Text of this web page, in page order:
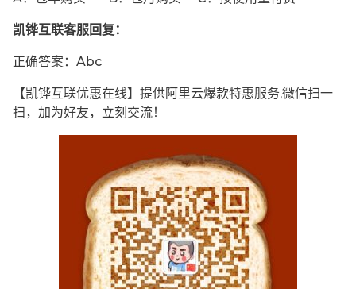
凯铧互联客服回复：
正确答案：Abc
【凯铧互联优惠在线】提供阿里云爆款特惠服务,微信扫一
扫，加为好友，立刻交流！